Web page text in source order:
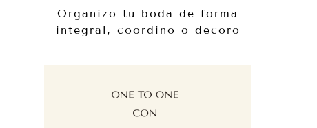
Organizo tu boda de forma
integral, coordino o decoro